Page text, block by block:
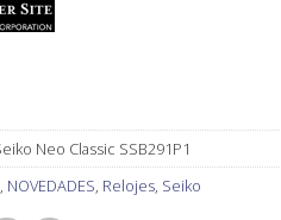
Neo Classic SSB291P1
NOVEDADES Relojes Seiko